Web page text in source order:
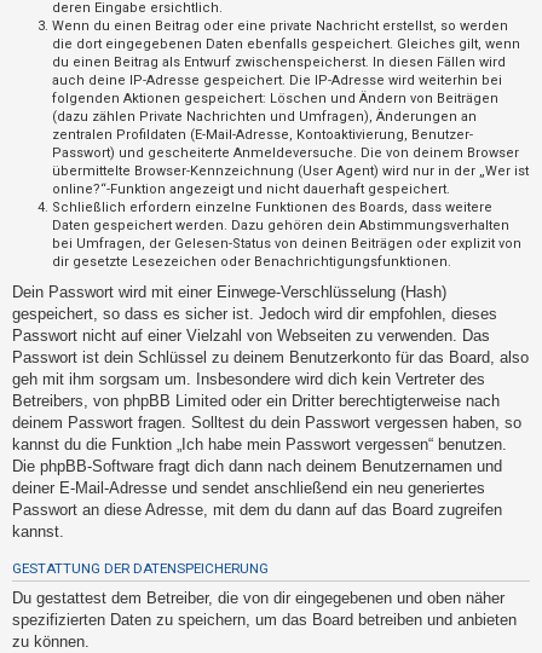
w
o
r
t
e
t
e
T
h
e
m
e
n
deren Eingabe ersichtlich.
Wenn du einen Beitrag oder eine private Nachricht erstellst, so werden
die dort eingegebenen Daten ebenfalls gespeichert. Gleiches gilt, wenn
du einen Beitrag als Entwurf zwischenspeicherst. In diesen Fällen wird
auch deine IP-Adresse gespeichert. Die IP-Adresse wird weiterhin bei
folgenden Aktionen gespeichert: Löschen und Ändern von Beiträgen
(dazu zählen Private Nachrichten und Umfragen), Änderungen an
zentralen Profildaten (E-Mail-Adresse, Kontoaktivierung, Benutzer-
Passwort) und gescheiterte Anmeldeversuche. Die von deinem Browser
übermittelte Browser-Kennzeichnung (User Agent) wird nur in der „Wer ist
online?“-Funktion angezeigt und nicht dauerhaft gespeichert.
Schließlich erfordern einzelne Funktionen des Boards, dass weitere
Daten gespeichert werden. Dazu gehören dein Abstimmungsverhalten
bei Umfragen, der Gelesen-Status von deinen Beiträgen oder explizit von
dir gesetzte Lesezeichen oder Benachrichtigungsfunktionen.
Dein Passwort wird mit einer Einwege-Verschlüsselung (Hash)
gespeichert, so dass es sicher ist. Jedoch wird dir empfohlen, dieses
Passwort nicht auf einer Vielzahl von Webseiten zu verwenden. Das
Passwort ist dein Schlüssel zu deinem Benutzerkonto für das Board, also
geh mit ihm sorgsam um. Insbesondere wird dich kein Vertreter des
Betreibers, von phpBB Limited oder ein Dritter berechtigterweise nach
deinem Passwort fragen. Solltest du dein Passwort vergessen haben, so
kannst du die Funktion „Ich habe mein Passwort vergessen“ benutzen.
Die phpBB-Software fragt dich dann nach deinem Benutzernamen und
deiner E-Mail-Adresse und sendet anschließend ein neu generiertes
Passwort an diese Adresse, mit dem du dann auf das Board zugreifen
kannst.
GESTATTUNG DER DATENSPEICHERUNG
Du gestattest dem Betreiber, die von dir eingegebenen und oben näher
spezifizierten Daten zu speichern, um das Board betreiben und anbieten
zu können.